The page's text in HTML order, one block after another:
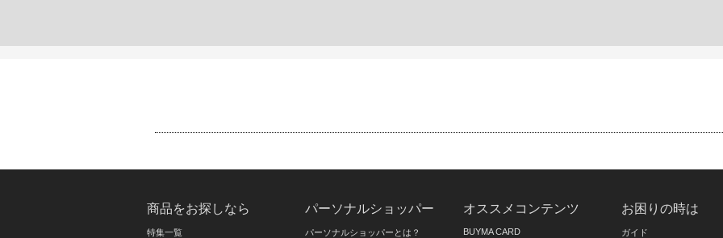
商品をお探しなら
特集一覧
パーソナルショッパー
パーソナルショッパーとは？
オススメコンテンツ
BUYMA CARD
お困りの時は
ガイド